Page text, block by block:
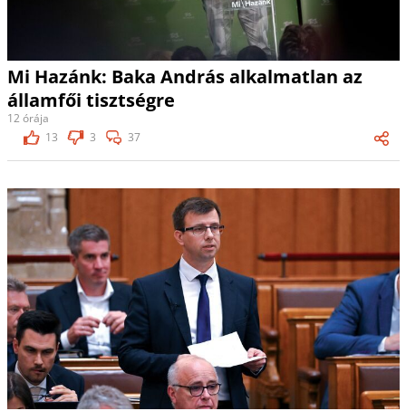
Mi Hazánk: Baka András alkalmatlan az
államfői tisztségre
12 órája
13
3 37